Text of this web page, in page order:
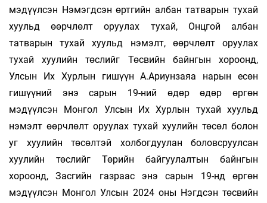
мэдүүлсэн Нэмэгдсэн өртгийн албан татварын тухай
хуульд өөрчлөлт оруулах тухай, Онцгой албан
татварын тухай хуульд нэмэлт, өөрчлөлт оруулах
тухай хуулийн төслийг Төсвийн байнгын хороонд,
Улсын Их Хурлын гишүүн А.Ариунзаяа нарын есөн
гишүүний энэ сарын 19-ний өдөр өдөр өргөн
мэдүүлсэн Монгол Улсын Их Хурлын тухай хуульд
нэмэлт өөрчлөлт оруулах тухай хуулийн төсөл болон
уг хуулийн төсөлтэй холбогдуулан боловсруулсан
хуулийн төслийг Төрийн байгуулалтын байнгын
хороонд, Засгийн газраас энэ сарын 19-нд өргөн
мэдүүлсэн Монгол Улсын 2024 оны Нэгдсэн төсвийн